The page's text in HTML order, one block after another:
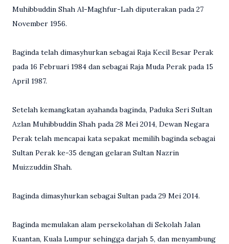
Muhibbuddin Shah Al-Maghfur-Lah diputerakan pada 27
November 1956.
Baginda telah dimasyhurkan sebagai Raja Kecil Besar Perak
pada 16 Februari 1984 dan sebagai Raja Muda Perak pada 15
April 1987.
Setelah kemangkatan ayahanda baginda, Paduka Seri Sultan
Azlan Muhibbuddin Shah pada 28 Mei 2014, Dewan Negara
Perak telah mencapai kata sepakat memilih baginda sebagai
Sultan Perak ke-35 dengan gelaran Sultan Nazrin
Muizzuddin Shah.
Baginda dimasyhurkan sebagai Sultan pada 29 Mei 2014.
Baginda memulakan alam persekolahan di Sekolah Jalan
Kuantan, Kuala Lumpur sehingga darjah 5, dan menyambung